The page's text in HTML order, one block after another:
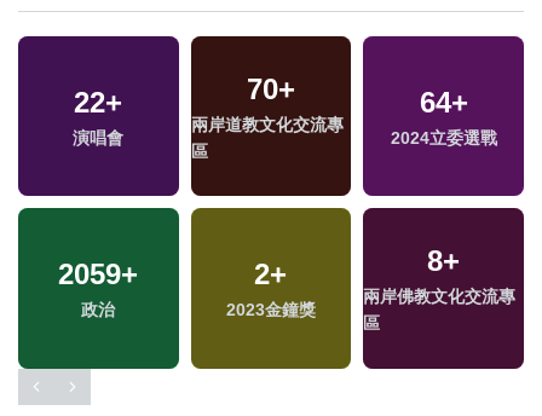
22+
演唱會
70+
兩岸道教文化交流專
區
64+
2024立委選戰
2059+
政治
2+
2023金鐘獎
8+
兩岸佛教文化交流專
區